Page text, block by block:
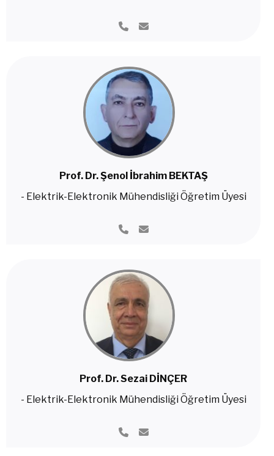
Prof. Dr. Şenol İbrahim BEKTAŞ
- Elektrik-Elektronik Mühendisliği Öğretim Üyesi
Prof. Dr. Sezai DİNÇER
- Elektrik-Elektronik Mühendisliği Öğretim Üyesi